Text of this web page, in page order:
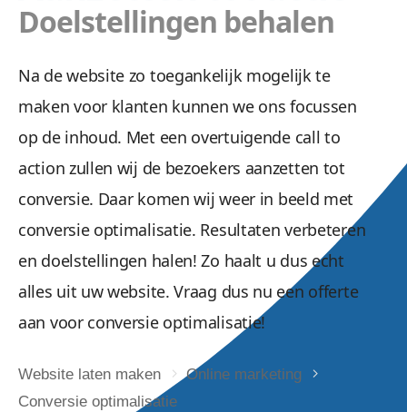
Doelstellingen behalen
Na de website zo toegankelijk mogelijk te
maken voor klanten kunnen we ons focussen
op de inhoud. Met een overtuigende call to
action zullen wij de bezoekers aanzetten tot
conversie. Daar komen wij weer in beeld met
conversie optimalisatie. Resultaten verbeteren
en doelstellingen halen! Zo haalt u dus echt
alles uit uw website. Vraag dus nu een offerte
aan voor conversie optimalisatie!
Website laten maken
Online marketing
Conversie optimalisatie